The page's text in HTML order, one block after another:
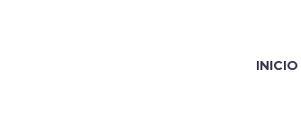
INICIO